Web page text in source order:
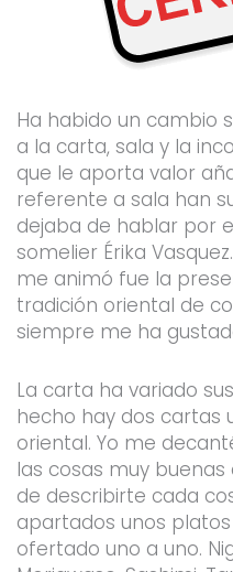
Ha habido un cambio
a la carta, sala y la
que le aporta valor
referente a sala han
dejaba de hablar por
somelier Érika
me animó fue la
tradición oriental de
siempre me ha
La carta ha variado
hecho hay dos cartas
oriental. Yo me
las cosas muy
de describirte cada
apartados unos
ofertado uno a uno.